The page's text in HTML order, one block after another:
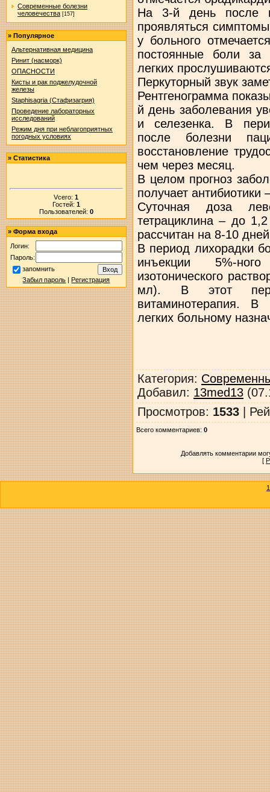
Современные болезни
человечества [157]
» Популярное
Альтернативная медицина
Ринит (насморк)
ОПАСНОСТИ
Кисты и рак поджелудочной
железы
Staphisagria (Стафизагрия)
Проведение лабораторных
исследований
Режим дня при неблагоприятных
погодных условиях
» Статистика
Vсего:1
Гостей: 1
Пользователей: 0
» Форма входа
Логин:
Пароль:
запомнить
Забыл пароль |Регистрация
На 3-й день после
проявляться
у больного
постоянные боли за
легких
Перкуторный звук
Рентгенограмма
й день заболевания
и селезенка. В
после болезни
восстановление
чем через месяц.
В целом прогноз
получает антибиотики
Суточная доза
тетрациклина – до
рассчитан на 8-10
В период лихорадки
инъекции 5%-
изотонического
мл). В этот
витаминотерапия. В
легких больному
Категория:
Добавил: 13med13
Просмотров: 1533|
Всего комментариев: 0
Добавлять комментарии
[